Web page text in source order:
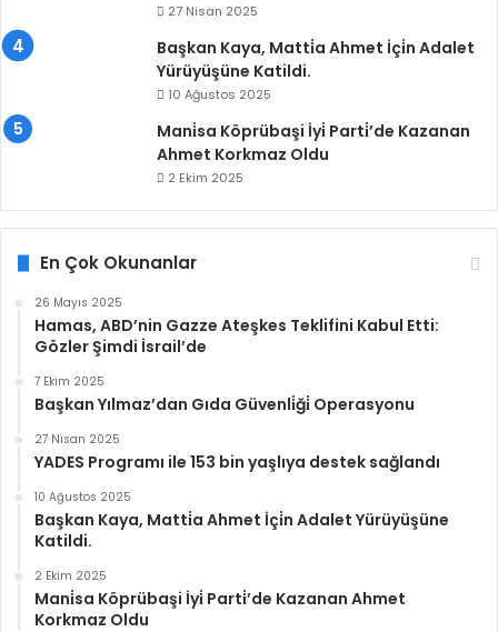
27 Nisan 2025
Başkan Kaya, Matti̇a Ahmet İçi̇n Adalet
Yürüyüşüne Katildi.
10 Ağustos 2025
Mani̇sa Köprübaşi İyi̇ Parti̇’de Kazanan
Ahmet Korkmaz Oldu
2 Ekim 2025
En Çok Okunanlar
26 Mayıs 2025
Hamas, ABD’nin Gazze Ateşkes Teklifini Kabul Etti:
Gözler Şimdi İsrail’de
7 Ekim 2025
Başkan Yılmaz’dan Gıda Güvenli̇ği̇ Operasyonu
27 Nisan 2025
YADES Programı ile 153 bin yaşlıya destek sağlandı
10 Ağustos 2025
Başkan Kaya, Matti̇a Ahmet İçi̇n Adalet Yürüyüşüne
Katildi.
2 Ekim 2025
Mani̇sa Köprübaşi İyi̇ Parti̇’de Kazanan Ahmet
Korkmaz Oldu